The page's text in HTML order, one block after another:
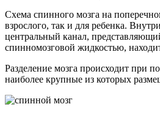
Схема спинного мозга на
взрослого, так и для ребенка.
центральный канал,
спинномозговой жидкостью,
Разделение мозга происходит при
наиболее крупные из которых